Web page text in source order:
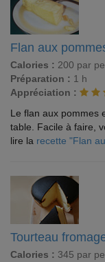
Flan aux
Calories : 200 par
Préparation : 1 h
Appréciation :
Le flan aux pommes
table. Facile à faire,
lire la recette "Flan
Tourteau
Calories : 345 par